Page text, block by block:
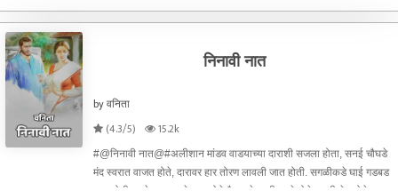
निनावी नात
by वनिता
(4.3/5)
15.2k
#@निनावी नात@#अलीशान मांडव वाडयाच्या दाराशी सजला होता, सनई चौघडे
मंद स्वरात वाजत होते, दारावर हार तोरण लावली जात होती. सगळीकडे घाई गडबड